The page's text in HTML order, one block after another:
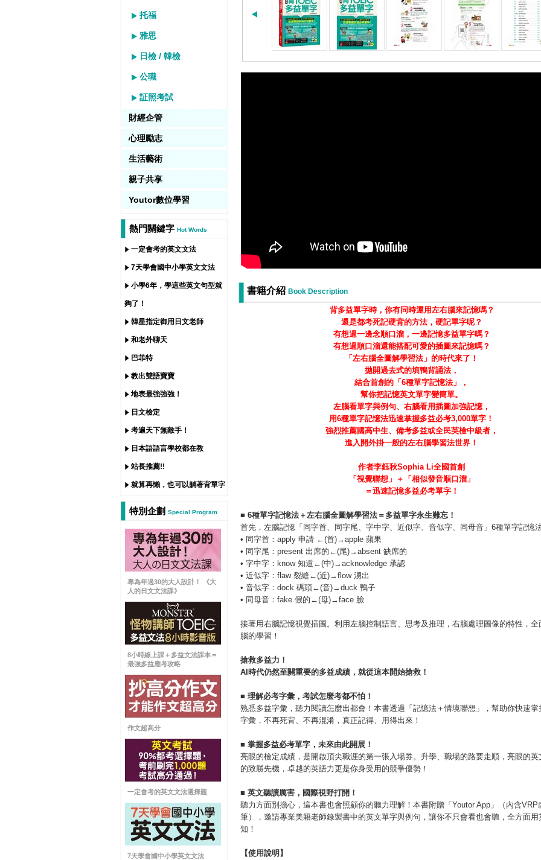
托福
雅思
日檢 / 韓檢
公職
証照考試
財經企管
心理勵志
生活藝術
親子共享
Youtor數位學習
熱門關鍵字 Hot Words
一定會考的英文文法
7天學會國中小學英文文法
小學6年，學這些英文句型就
夠了！
韓星指定御用日文老師
和老外聊天
巴菲特
教出雙語寶寶
地表最強強強！
日文檢定
考遍天下無敵手！
日本語語言學校都在教
站長推薦!!
就算再懶，也可以躺著背單字
特別企劃 Special Program
專為年過30的大人設計！ 《大
人的日文文法課》
8小時線上課＋多益文法課本＝
最強多益應考攻略
作文超高分
一定會考的英文文法選擇題
7天學會國中小學英文文法
書籍介紹 Book Description
背多益單字時，你有同時運用左右腦來記憶嗎？
還是都考死記硬背的方法，硬記單字呢？
有想過一邊念順口溜，一邊記憶多益單字嗎？
有想過順口溜還能搭配可愛的插圖來記憶嗎？
「左右腦全圖解學習法」的時代來了！
拋開過去式的填鴨背誦法，
結合首創的「 6種單字記憶法」，
幫你把記憶英文單字變簡單。
左腦看單字與例句、右腦看用插圖加強記憶，
用6種單字記憶法迅速掌握多益必考3,000單字！
強烈推薦國高中生、備考多益或全民英檢中級者，
進入開外掛一般的左右腦學習法世界！
作者李鈺秋Sophia Li全國首創
「視覺聯想」＋「相似發音順口溜」
＝迅速記憶多益必考單字！
■ 6種單字記憶法＋左右腦全圖解學習法＝多益單字永生難忘！
首先，左腦記憶「同字首、同字尾、字中字、近似字、音似字、同母音」6種單字記憶
• 同字首：apply 申請 ←(首)→apple 蘋果
• 同字尾：present 出席的←(尾)→absent 缺席的
• 字中字：know 知道←(中)→acknowledge 承認
• 近似字：flaw 裂縫←(近)→flow 湧出
• 音似字：dock 碼頭←(音)→duck 鴨子
• 同母音：fake 假的←(母)→face 臉
接著用右腦記憶視覺插圖。利用左腦控制語言、思考及推理，右腦處理圖像的特性，全
腦的學習！
搶救多益力！
AI 時代仍然至關重要的多益成績，就從這本開始搶救！
■ 理解必考字彙，考試怎麼考都不怕！
熟悉多益字彙，聽力閱讀怎麼出都會！本書透過「記憶法＋情境聯想」，幫助你快速掌
字彙，不再死背、不再混淆，真正記得、用得出來！
■ 掌握多益必考單字，未來由此開展！
亮眼的檢定成績，是開啟頂尖職涯的第一張入場券。升學、職場的路要走順，亮眼的英
的致勝先機，卓越的英語力更是你身受用的競爭優勢！
■ 英文聽讀厲害，國際視野打開！
聽力方面別擔心，這本書也會照顧你的聽力理解！本書附贈「Youtor App」（內含VRP
筆），邀請專業美籍老師錄製書中的英文單字與例句，讓你不只會看也會聽，全方面用
知！
【使用說明】